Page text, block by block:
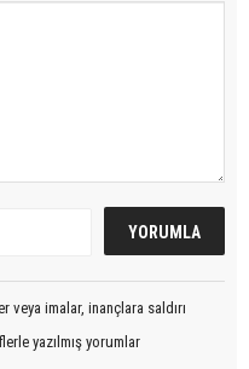
imalar, inançlara saldırı
yazılmış yorumlar